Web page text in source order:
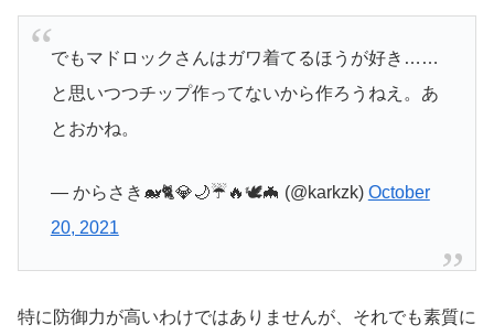
でもマドロックさんはガワ着てるほうが好き……
と思いつつチップ作ってないから作ろうねえ。あ
とおかね。
— からさき🐋🐈💎🌙☔️🔥🕊🦇 (@karkzk) October
20, 2021
特に防御力が高いわけではありませんが、それでも素質に